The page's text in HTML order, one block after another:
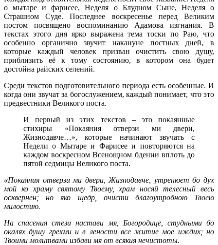
о мытаре и фарисее, Неделя о Блудном Сыне, Неделя о
Страшном Суде. Последнее воскресенье перед Великим
постом посвящено воспоминанию Адамова изгнания. В
текстах этого дня ярко выражена тема тоски по Раю, что
особенно органично звучит накануне постных дней, в
которые каждый человек призван очистить свою душу,
приблизить её к тому состоянию, в котором она будет
достойна райских селений.
Среди текстов подготовительного периода есть особенные. И
когда они звучат за богослужением, каждый понимает, что это
предвестники Великого поста.
И первый из этих текстов – это покаянные
стихиры «Покаяния отверзи ми двери,
Жизнодавче…», которые начинают звучать с
Недели о Мытаре и Фарисее и повторяются на
каждом воскресном Всенощном бдении вплоть до
пятой седмицы Великого поста.
«Покаяния отверзи ми двери, Жизнодавче, утренюет бо дух
мой ко храму святому Твоему, храм носяй телесный весь
осквернен; но яко щедр, очисти благоутробною Твоею
милостию.
На спасения стези настави мя, Богородице, студными бо
окалях душу грехми и в лености все житие мое иждих; но
Твоими молитвами избави мя от всякия нечистоты.